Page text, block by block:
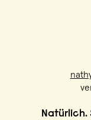
Natürlich.